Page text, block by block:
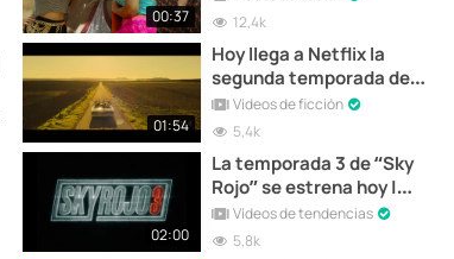
00:37
española de Netflix
12,4k
01:54
Hoy llega a Netflix la
segunda temporada de
“Sky Rojo” | Tráiler
Vídeos de ficción
5,4k
02:00
La temporada 3 de “Sky
Rojo” se estrena hoy |
Tráiler Final
Vídeos de tendencias
5,8k